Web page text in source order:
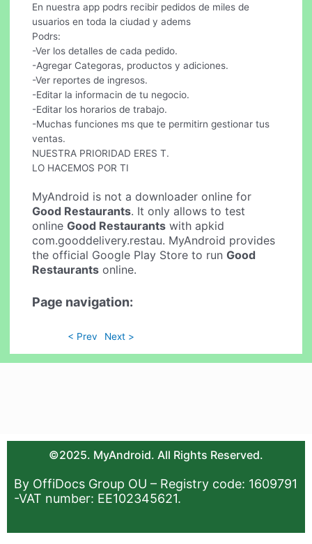
En nuestra app podrs recibir pedidos de miles de
usuarios en toda la ciudad y adems
Podrs:
-Ver los detalles de cada pedido.
-Agregar Categoras, productos y adiciones.
-Ver reportes de ingresos.
-Editar la informacin de tu negocio.
-Editar los horarios de trabajo.
-Muchas funciones ms que te permitirn gestionar tus
ventas.
NUESTRA PRIORIDAD ERES T.
LO HACEMOS POR TI
MyAndroid is not a downloader online for
Good Restaurants. It only allows to test
onlineGood Restaurants with apkid
com.gooddelivery.restau. MyAndroid provides
the official Google Play Store to runGood
Restaurants online.
Page navigation:
< Prev Next >
©2025. MyAndroid. All Rights Reserved.
By OffiDocs Group OU – Registry code: 1609791
-VAT number: EE102345621.